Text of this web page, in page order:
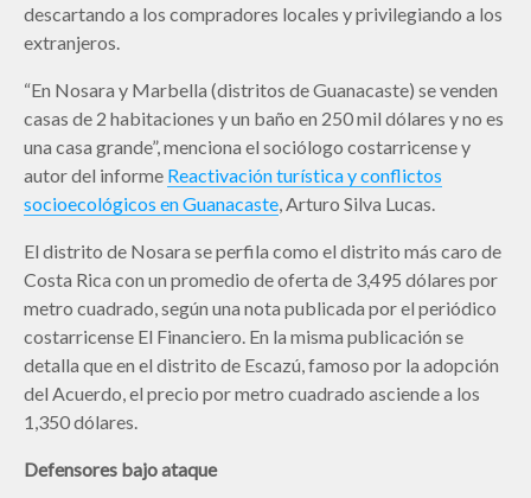
descartando a los compradores locales y privilegiando a los
extranjeros.
“En Nosara y Marbella (distritos de Guanacaste) se venden
casas de 2 habitaciones y un baño en 250 mil dólares y no es
una casa grande”, menciona el sociólogo costarricense y
autor del informe Reactivación turística y conflictos
socioecológicos en Guanacaste , Arturo Silva Lucas.
El distrito de Nosara se perfila como el distrito más caro de
Costa Rica con un promedio de oferta de 3,495 dólares por
metro cuadrado, según una nota publicada por el periódico
costarricense El Financiero. En la misma publicación se
detalla que en el distrito de Escazú, famoso por la adopción
del Acuerdo, el precio por metro cuadrado asciende a los
1,350 dólares.
Defensores bajo ataque